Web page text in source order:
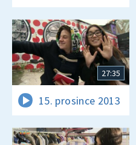
27:35
15. prosince 2013